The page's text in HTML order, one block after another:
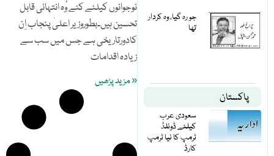
جو رہ گیا، وہ کردار
تھا
پاکستان
سعودی عرب
کیلئے ڈونلڈ
ٹرمپ کا نیا ٹرمپ
کارڈ
نوجوانوں کیلئے کئے وُہ انتہائی قابل
تحسین ہیں۔بطوروزیر اعلیٰ پنجاب اِن
کادورتاریخی ہے جس میں سب سے
زیادہ اقدامات
« مزید پڑھیں